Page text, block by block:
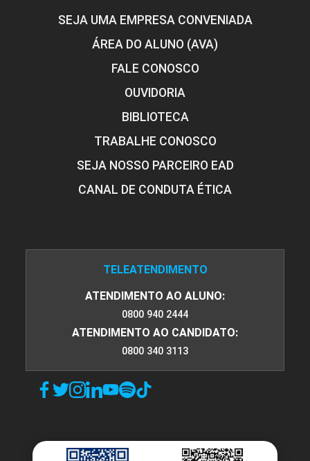
SEJA UMA EMPRESA CONVENIADA
ÁREA DO ALUNO (AVA)
FALE CONOSCO
OUVIDORIA
BIBLIOTECA
TRABALHE CONOSCO
SEJA NOSSO PARCEIRO EAD
CANAL DE CONDUTA ÉTICA
TELEATENDIMENTO
ATENDIMENTO AO ALUNO:
0800 940 2444
ATENDIMENTO AO CANDIDATO:
0800 340 3113